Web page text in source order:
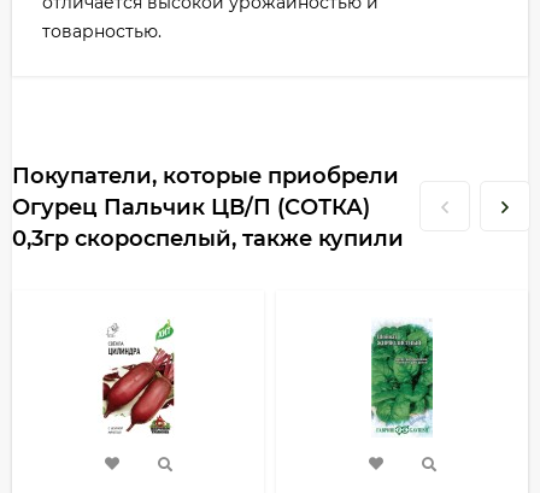
товарностью.
Покупатели, которые приобрели
Огурец Пальчик ЦВ/П (СОТКА)
0,3гр скороспелый, также купили